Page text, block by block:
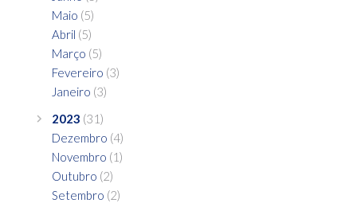
Maio (5)
Abril (5)
Março (5)
Fevereiro (3)
Janeiro (3)
2023 (31)
Dezembro (4)
Novembro (1)
Outubro (2)
Setembro (2)